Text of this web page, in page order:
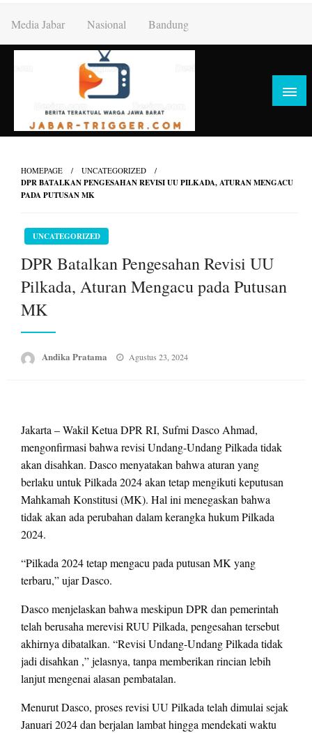
content
Media Jabar Nasional Bandung
HOMEPAGE UNCATEGORIZED
DPR BATALKAN PENGESAHAN REVISI UU PILKADA, ATURAN MENGACU
PADA PUTUSAN MK
UNCATEGORIZED
DPR Batalkan Pengesahan Revisi UU
Pilkada, Aturan Mengacu pada Putusan
MK
Andika Pratama
Posted
Agustus 23, 2024
Jakarta – Wakil Ketua DPR RI, Sufmi Dasco Ahmad,
mengonfirmasi bahwa revisi Undang-Undang Pilkada tidak
akan disahkan. Dasco menyatakan bahwa aturan yang
berlaku untuk Pilkada 2024 akan tetap mengikuti keputusan
Mahkamah Konstitusi (MK). Hal ini menegaskan bahwa
tidak akan ada perubahan dalam kerangka hukum Pilkada
2024.
“Pilkada 2024 tetap mengacu pada putusan MK yang
terbaru,” ujar Dasco.
Dasco menjelaskan bahwa meskipun DPR dan pemerintah
telah berusaha merevisi RUU Pilkada, pengesahan tersebut
akhirnya dibatalkan. “Revisi Undang-Undang Pilkada tidak
jadi disahkan ,” jelasnya, tanpa memberikan rincian lebih
lanjut mengenai alasan pembatalan.
Menurut Dasco, proses revisi UU Pilkada telah dimulai sejak
Januari 2024 dan berjalan lambat hingga mendekati waktu